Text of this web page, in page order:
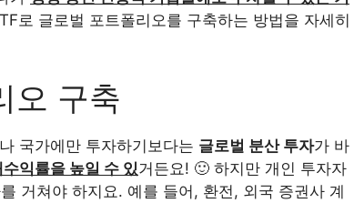
로 글로벌 포트폴리오를 구축하는 방법을 자세히
오 구축
국가에만 투자하기보다는 글로벌 분산 투자가 바
익률을 높일 수 있거든요! 🙂 하지만 개인 투자자
거쳐야 하지요. 예를 들어, 환전, 외국 증권사 계